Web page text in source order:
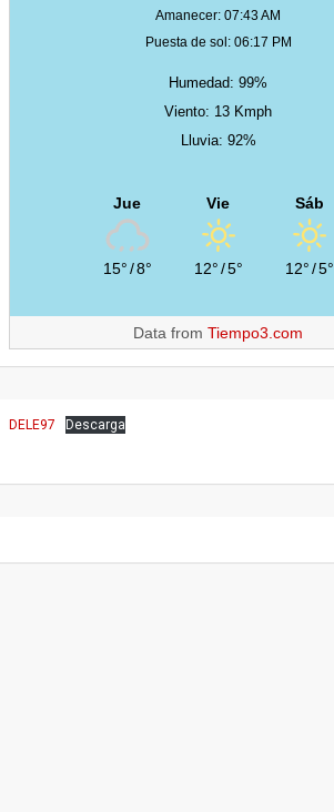
Amanecer: 07:43 AM
Puesta de sol: 06:17 PM
Humedad: 99%
Viento: 13 Kmph
Lluvia: 92%
Jue
15°/8°
Vie
12°/5°
Sáb
12°/5°
Data fromTiempo3.com
DELE97 Descarga